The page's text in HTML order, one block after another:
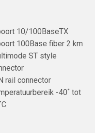
10/100BaseTX
100Base fiber 2 km
ST style
rail connector
-40˚ tot